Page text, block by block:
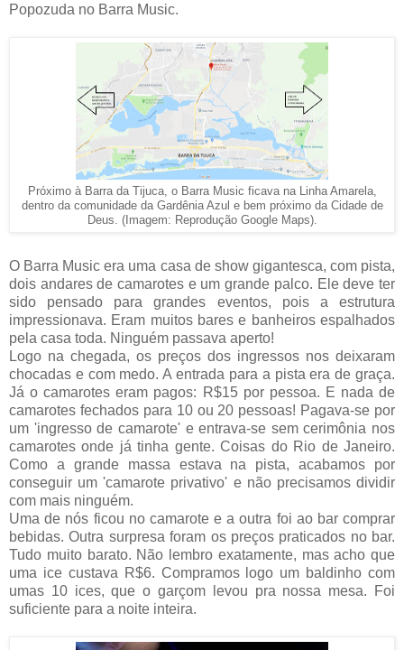
Popozuda no Barra Music.
Próximo à Barra da Tijuca, o Barra Music ficava na Linha Amarela,
dentro da comunidade da Gardênia Azul e bem próximo da Cidade de
Deus. (Imagem: Reprodução Google Maps).
O Barra Music era uma casa de show gigantesca, com pista,
dois andares de camarotes e um grande palco. Ele deve ter
sido pensado para grandes eventos, pois a estrutura
impressionava. Eram muitos bares e banheiros espalhados
pela casa toda. Ninguém passava aperto!
Logo na chegada, os preços dos ingressos nos deixaram
chocadas e com medo. A entrada para a pista era de graça.
Já o camarotes eram pagos: R$15 por pessoa. E nada de
camarotes fechados para 10 ou 20 pessoas! Pagava-se por
um 'ingresso de camarote' e entrava-se sem cerimônia nos
camarotes onde já tinha gente. Coisas do Rio de Janeiro.
Como a grande massa estava na pista, acabamos por
conseguir um 'camarote privativo' e não precisamos dividir
com mais ninguém.
Uma de nós ficou no camarote e a outra foi ao bar comprar
bebidas. Outra surpresa foram os preços praticados no bar.
Tudo muito barato. Não lembro exatamente, mas acho que
uma ice custava R$6. Compramos logo um baldinho com
umas 10 ices, que o garçom levou pra nossa mesa. Foi
suficiente para a noite inteira.